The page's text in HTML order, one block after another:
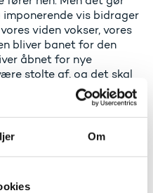
Om
vis bidrager
viden vokser, vores
bliver banet for den
åbnet for nye
stolte af, og det skal
forskningsminister
især 1,2 mio. kr. som
de og deres
vigtige udfordringer i
resterende 200.000 kr.